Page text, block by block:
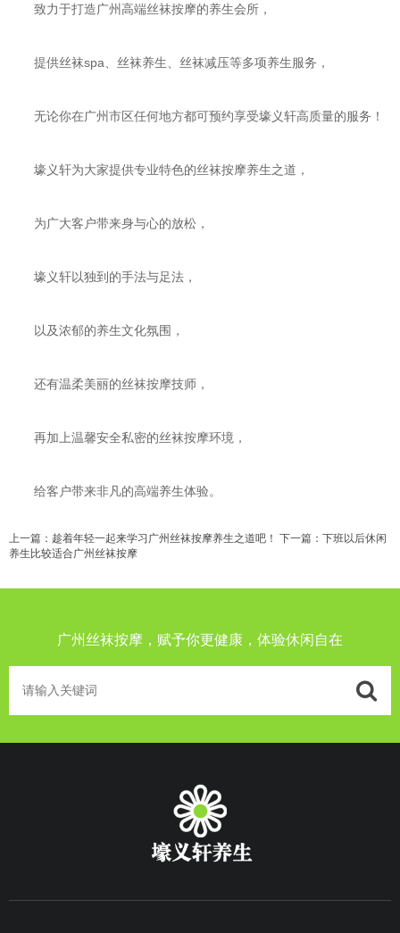
致力于打造广州高端丝袜按摩的养生会所，
提供丝袜spa、丝袜养生、丝袜减压等多项养生服务，
无论你在广州市区任何地方都可预约享受壕义轩高质量的服务！
壕义轩为大家提供专业特色的丝袜按摩养生之道，
为广大客户带来身与心的放松，
壕义轩以独到的手法与足法，
以及浓郁的养生文化氛围，
还有温柔美丽的丝袜按摩技师，
再加上温馨安全私密的丝袜按摩环境，
给客户带来非凡的高端养生体验。
上一篇： 趁着年轻一起来学习广州丝袜按摩养生之道吧！ 下一篇： 下班以后休闲
养生比较适合广州丝袜按摩
广州丝袜按摩，赋予你更健康，体验休闲自在